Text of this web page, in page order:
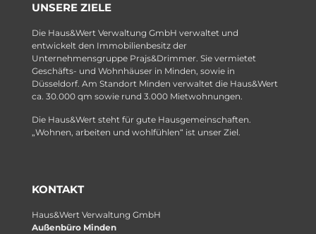
UNSERE ZIELE
Die Haus&Wert Verwaltung GmbH verwaltet und
entwickelt den Immobilienbesitz der
Unternehmensgruppe Prajs&Drimmer. Sie vermietet
Geschäfts- und Wohnhäuser in Minden, sowie in
Düsseldorf. Am Standort Minden verwaltet die Haus&Wert
ca. 30.000 qm sowie rund 3.000 Mietwohnungen.
Die Haus&Wert steht für gute Hausgemeinschaften.
„Wohnen, arbeiten und wohlfühlen“ ist unser Ziel.
KONTAKT
Haus&Wert Verwaltung GmbH
Außenbüro Minden